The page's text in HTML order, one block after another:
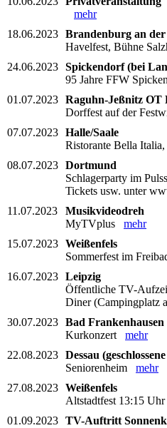
mehr
18.06.2023 Brandenburg an
Havelfest, Bühne
24.06.2023 Spickendorf (bei
95 Jahre FFW
01.07.2023 Raguhn-Jeßnitz OT
Dorffest auf der
07.07.2023 Halle/Saale
Ristorante Bella
08.07.2023 Dortmund
Schlagerparty im
Tickets usw. unter
11.07.2023
Musikvideodreh
MyTVplus mehr
15.07.2023 Weißenfels
Sommerfest im
16.07.2023 Leipzig
Öffentliche TV-
Diner (Campingplatz
30.07.2023 Bad Frankenhausen
Kurkonzert mehr
22.08.2023 Dessau
Seniorenheim mehr
27.08.2023 Weißenfels
Altstadtfest 13:15 Uhr
01.09.2023 TV-Auftritt